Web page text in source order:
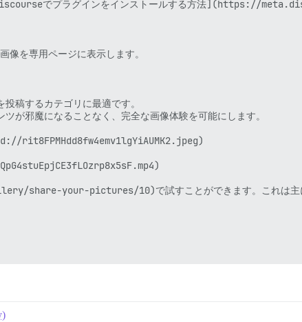
でプラグインをインストールする方法](https://
を専用ページに表示します。
稿するカテゴリに最適です。
が邪魔になることなく、完全な画像体験を可能にします。
your-pictures/10)で試すことができます。これは主にテ